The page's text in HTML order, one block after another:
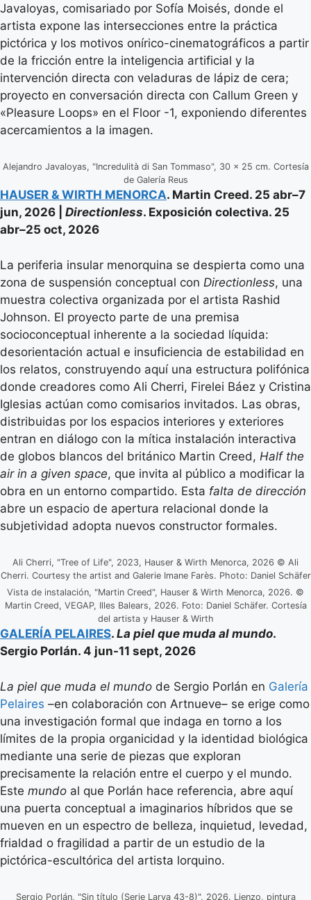
Javaloyas, comisariado por Sofía Moisés, donde el
artista expone las intersecciones entre la práctica
pictórica y los motivos onírico-cinematográficos a partir
de la fricción entre la inteligencia artificial y la
intervención directa con veladuras de lápiz de cera;
proyecto en conversación directa con Callum Green y
«Pleasure Loops» en el Floor -1, exponiendo diferentes
acercamientos a la imagen.
Alejandro Javaloyas, "Incredulità di San Tommaso", 30 × 25 cm. Cortesía
de Galería Reus
HAUSER & WIRTH MENORCA. Martin Creed. 25 abr–7
jun, 2026 | Directionless. Exposición colectiva. 25
abr–25 oct, 2026
La periferia insular menorquina se despierta como una
zona de suspensión conceptual con Directionless, una
muestra colectiva organizada por el artista Rashid
Johnson. El proyecto parte de una premisa
socioconceptual inherente a la sociedad líquida:
desorientación actual e insuficiencia de estabilidad en
los relatos, construyendo aquí una estructura polifónica
donde creadores como Ali Cherri, Firelei Báez y Cristina
Iglesias actúan como comisarios invitados. Las obras,
distribuidas por los espacios interiores y exteriores
entran en diálogo con la mítica instalación interactiva
de globos blancos del británico Martin Creed, Half the
air in a given space, que invita al público a modificar la
obra en un entorno compartido. Esta falta de dirección
abre un espacio de apertura relacional donde la
subjetividad adopta nuevos constructor formales.
Ali Cherri, "Tree of Life", 2023, Hauser & Wirth Menorca, 2026 © Ali
Cherri. Courtesy the artist and Galerie Imane Farès. Photo: Daniel Schäfer
Vista de instalación, "Martin Creed", Hauser & Wirth Menorca, 2026. ©
Martin Creed, VEGAP, Illes Balears, 2026. Foto: Daniel Schäfer. Cortesía
del artista y Hauser & Wirth
GALERÍA PELAIRES. La piel que muda al mundo.
Sergio Porlán. 4 jun-11 sept, 2026
La piel que muda el mundo de Sergio Porlán en Galería
Pelaires –en colaboración con Artnueve– se erige como
una investigación formal que indaga en torno a los
límites de la propia organicidad y la identidad biológica
mediante una serie de piezas que exploran
precisamente la relación entre el cuerpo y el mundo.
Este mundo al que Porlán hace referencia, abre aquí
una puerta conceptual a imaginarios híbridos que se
mueven en un espectro de belleza, inquietud, levedad,
frialdad o fragilidad a partir de un estudio de la
pictórica-escultórica del artista lorquino.
Sergio Porlán, "Sin título (Serie Larva 43-8)", 2026. Lienzo, pintura